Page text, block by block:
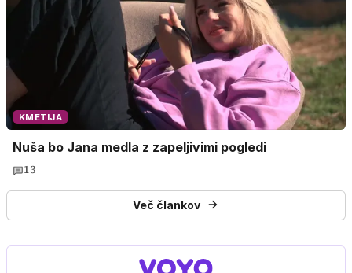
KMETIJA
Nuša bo Jana medla z zapeljivimi pogledi
13
Več člankov